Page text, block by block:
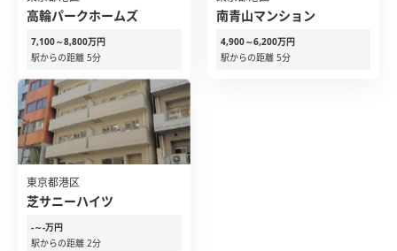
高輪パークホームズ
7,100～8,800万円
駅からの距離 5分
南青山マンション
4,900～6,200万円
駅からの距離 5分
東京都港区
芝サニーハイツ
-～-万円
駅からの距離 2分